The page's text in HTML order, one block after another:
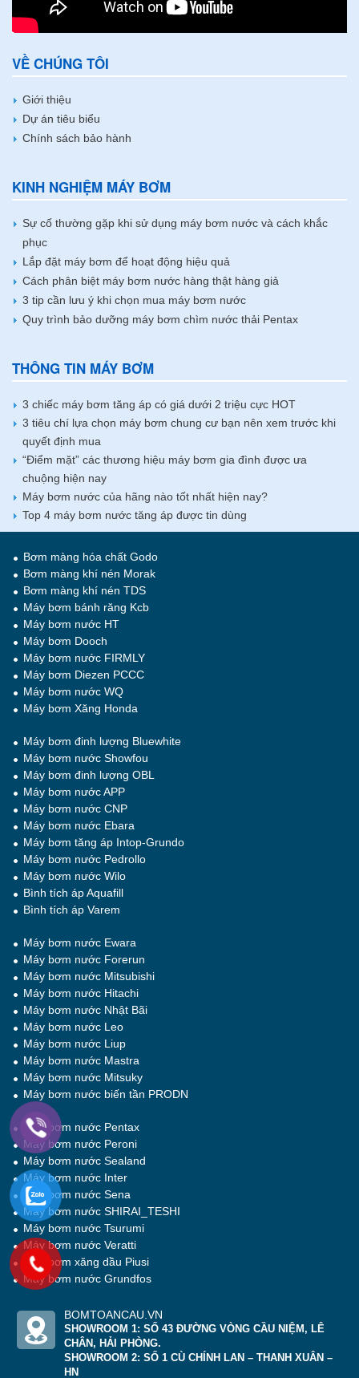
VỀ CHÚNG TÔI
Giới thiệu
Dự án tiêu biểu
Chính sách bảo hành
KINH NGHIỆM MÁY BƠM
Sự cố thường gặp khi sử dụng máy bơm nước và cách khắc
phục
Lắp đặt máy bơm để hoạt động hiệu quả
Cách phân biệt máy bơm nước hàng thật hàng giả
3 tip cần lưu ý khi chọn mua máy bơm nước
Quy trình bảo dưỡng máy bơm chìm nước thải Pentax
THÔNG TIN MÁY BƠM
3 chiếc máy bơm tăng áp có giá dưới 2 triệu cực HOT
3 tiêu chí lựa chọn máy bơm chung cư bạn nên xem trước khi
quyết định mua
“Điểm mặt” các thương hiệu máy bơm gia đình được ưa
chuộng hiện nay
Máy bơm nước của hãng nào tốt nhất hiện nay?
Top 4 máy bơm nước tăng áp được tin dùng
Bơm màng hóa chất Godo
Bơm màng khí nén Morak
Bơm màng khí nén TDS
Máy bơm bánh răng Kcb
Máy bơm nước HT
Máy bơm Dooch
Máy bơm nước FIRMLY
Máy bơm Diezen PCCC
Máy bơm nước WQ
Máy bơm Xăng Honda
Máy bơm đinh lượng Bluewhite
Máy bơm nước Showfou
Máy bơm đinh lượng OBL
Máy bơm nước APP
Máy bơm nước CNP
Máy bơm nước Ebara
Máy bơm tăng áp Intop-Grundo
Máy bơm nước Pedrollo
Máy bơm nước Wilo
Bình tích áp Aquafill
Bình tích áp Varem
Máy bơm nước Ewara
Máy bơm nước Forerun
Máy bơm nước Mitsubishi
Máy bơm nước Hitachi
Máy bơm nước Nhật Bãi
Máy bơm nước Leo
Máy bơm nước Liup
Máy bơm nước Mastra
Máy bơm nước Mitsuky
Máy bơm nước biến tần PRODN
Máy bơm nước Pentax
Máy bơm nước Peroni
Máy bơm nước Sealand
Máy bơm nước Inter
Máy bơm nước Sena
Máy bơm nước SHIRAI_TESHI
Máy bơm nước Tsurumi
Máy bơm nước Veratti
Máy bơm xăng dầu Piusi
Máy bơm nước Grundfos
BOMTOANCAU.VN
SHOWROOM 1: SỐ 43 ĐƯỜNG VÒNG CẦU NIỆM, LÊ
CHÂN, HẢI PHÒNG.
SHOWROOM 2: SỐ 1 CÙ CHÍNH LAN – THANH XUÂN –
HN